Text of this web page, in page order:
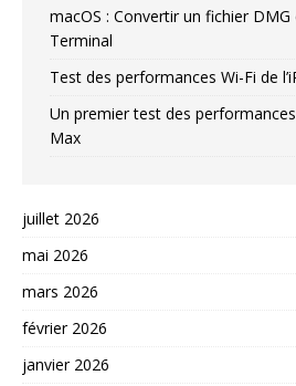
macOS : Convertir un fichier DMG
Terminal
Test des performances Wi-Fi de
Un premier test des performances
Max
juillet 2026
mai 2026
mars 2026
février 2026
janvier 2026